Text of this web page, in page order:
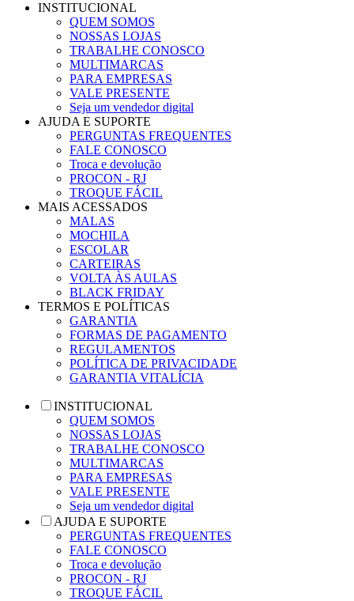
INSTITUCIONAL
QUEM SOMOS
NOSSAS LOJAS
TRABALHE CONOSCO
MULTIMARCAS
PARA EMPRESAS
VALE PRESENTE
Seja um vendedor digital
AJUDA E SUPORTE
PERGUNTAS FREQUENTES
FALE CONOSCO
Troca e devolução
PROCON - RJ
TROQUE FÁCIL
MAIS ACESSADOS
MALAS
MOCHILA
ESCOLAR
CARTEIRAS
VOLTA ÀS AULAS
BLACK FRIDAY
TERMOS E POLÍTICAS
GARANTIA
FORMAS DE PAGAMENTO
REGULAMENTOS
POLÍTICA DE PRIVACIDADE
GARANTIA VITALÍCIA
INSTITUCIONAL
QUEM SOMOS
NOSSAS LOJAS
TRABALHE CONOSCO
MULTIMARCAS
PARA EMPRESAS
VALE PRESENTE
Seja um vendedor digital
AJUDA E SUPORTE
PERGUNTAS FREQUENTES
FALE CONOSCO
Troca e devolução
PROCON - RJ
TROQUE FÁCIL